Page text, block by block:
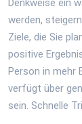
Denkweise ein
werden,
Ziele, die Sie
positive
Person in mehr
verfügt über
sein. Schnelle